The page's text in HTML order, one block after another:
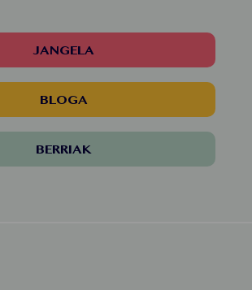
JANGELA
BLOGA
BERRIAK